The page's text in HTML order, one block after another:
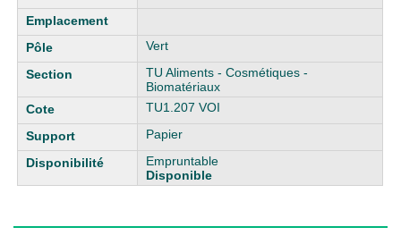
Vert
TU Aliments - Cosmétiques -
Biomatériaux
TU1.207 VOI
Papier
Empruntable
Disponible